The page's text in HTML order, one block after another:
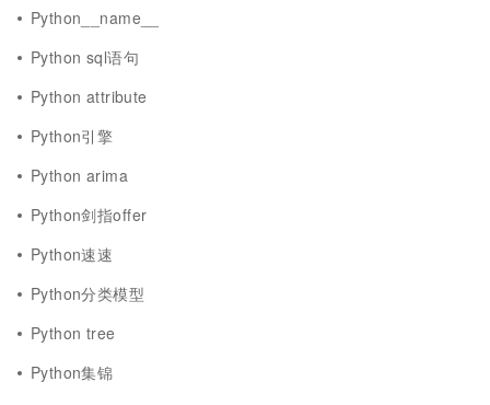
Python__name__
Python sql语句
Python attribute
Python引擎
Python arima
Python剑指offer
Python速速
Python分类模型
Python tree
Python集锦